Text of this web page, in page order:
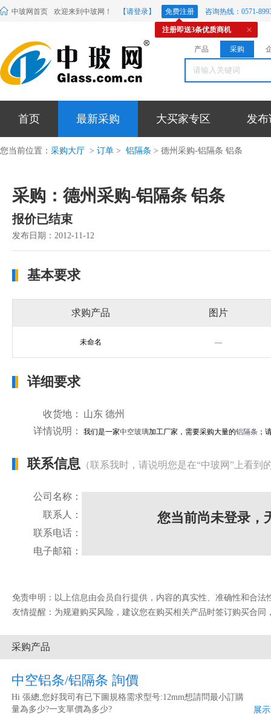
中玻网首页 欢迎来到中玻网！ 【请登录】 免费注册 咨询热线：0571-
注册即送3条优质商机
产品 采购
首页 最新采购 大买家专区 发布
您当前位置： 采购大厅 > 订单 > 铝隔条 > 德州采购-铝隔条 铝条
采购：德州采购-铝隔条 铝条
报价已结束
发布日期：2012-11-12
基本要求
求购产品 图片
未命名 —
详细要求
收货地：
山东 德州
详情说明：
我们是一家中空玻璃加工厂家，需要采购大量的铝隔条 ；
联系信息 （联系我时，请说明您是在“中玻网”上看到
公司名称：
联系人：
联系电话：
电子邮箱：
您当前尚未登录，
免责申明：以上信息由会员自行提供，内容的真实性、准确性和合法
友情提醒：为规避购买风险，建议您在购买相关产品时签订购买合
采购产品
中空铝条/铝隔条 詢價
Hi 張總,您好我司有已下圖規格需求型号:12mm想請問最小訂購
量為多少?一支單價為多少?
展